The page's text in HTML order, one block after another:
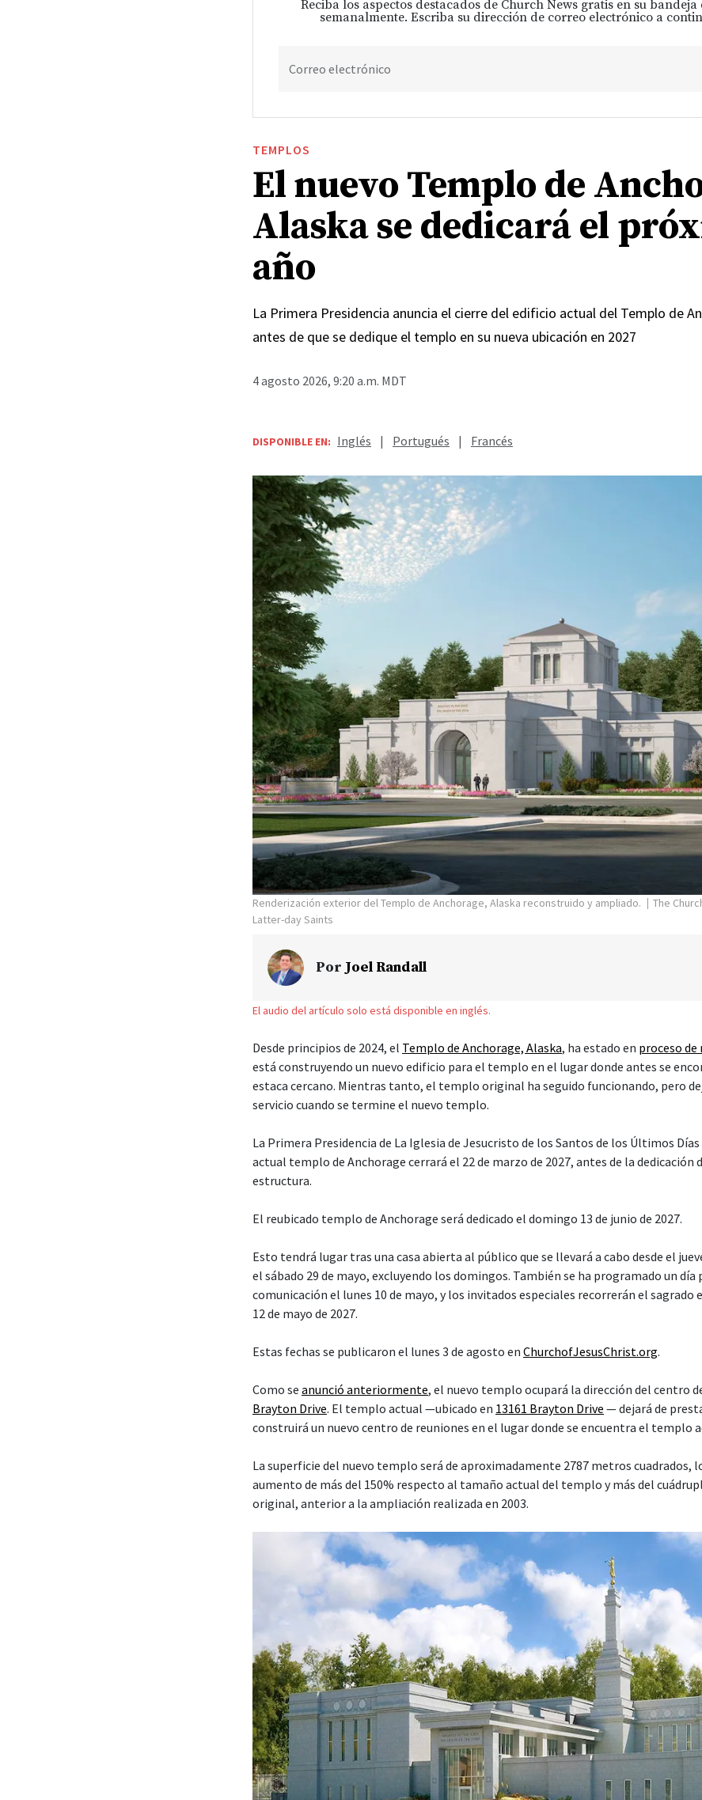
Reciba los aspectos destacados de Church News gratis en su
semanalmente. Escriba su dirección de correo electrónico a
Correo electrónico
TEMPLOS
El nuevo Templo de
Alaska se dedicará el
año
La Primera Presidencia anuncia el cierre del edificio actual del Templo de
antes de que se dedique el templo en su nueva ubicación en 2027
4 agosto 2026, 9:20 a.m. MDT
DISPONIBLE EN: Inglés | Portugués | Francés
Renderización exterior del Templo de Anchorage, Alaska reconstruido y ampliado.
The
Latter-day Saints
Por Joel Randall
El audio del artículo solo está disponible en inglés.
Desde principios de 2024, el Templo de Anchorage, Alaska, ha estado en proceso de
está construyendo un nuevo edificio para el templo en el lugar donde antes se
estaca cercano. Mientras tanto, el templo original ha seguido funcionando, pero
servicio cuando se termine el nuevo templo.
La Primera Presidencia de La Iglesia de Jesucristo de los Santos de los Últimos
actual templo de Anchorage cerrará el 22 de marzo de 2027, antes de la dedicación
estructura.
El reubicado templo de Anchorage será dedicado el domingo 13 de junio de 2027.
Esto tendrá lugar tras una casa abierta al público que se llevará a cabo desde el
el sábado 29 de mayo, excluyendo los domingos. También se ha programado un día
comunicación el lunes 10 de mayo, y los invitados especiales recorrerán el sagrado
12 de mayo de 2027.
Estas fechas se publicaron el lunes 3 de agosto en ChurchofJesusChrist.org.
Como se anunció anteriormente, el nuevo templo ocupará la dirección del centro
Brayton Drive. El templo actual —ubicado en 13161 Brayton Drive — dejará de
construirá un nuevo centro de reuniones en el lugar donde se encuentra el templo
La superficie del nuevo templo será de aproximadamente 2787 metros cuadrados,
aumento de más del 150% respecto al tamaño actual del templo y más del
original, anterior a la ampliación realizada en 2003.